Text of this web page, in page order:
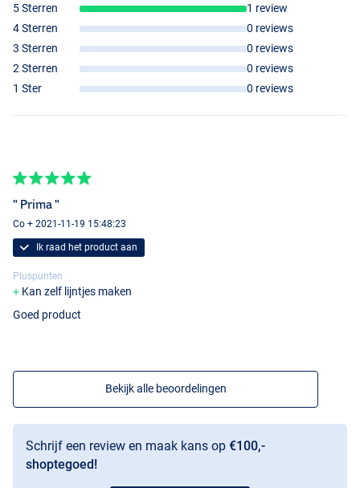
5 Sterren
1 review
4 Sterren
0 reviews
3 Sterren
0 reviews
2 Sterren
0 reviews
1 Ster
0 reviews
" Prima "
Co + 2021-11-19 15:48:23
Ik raad het product aan
Pluspunten
Kan zelf lijntjes maken
Goed product
Bekijk alle beoordelingen
Schrijf een review en maak kans op €100,-
shoptegoed!